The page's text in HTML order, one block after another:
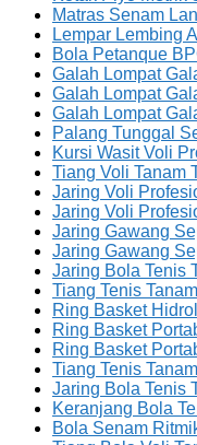
Matras Senam
Lempar Lembing
Bola Petanque
Galah Lompat
Galah Lompat
Galah Lompat
Palang Tunggal
Kursi Wasit Voli
Tiang Voli Tanam
Jaring Voli
Jaring Voli
Jaring Gawang
Jaring Gawang
Jaring Bola Tenis
Tiang Tenis
Ring Basket
Ring Basket
Ring Basket
Tiang Tenis
Jaring Bola Tenis
Keranjang Bola
Bola Senam